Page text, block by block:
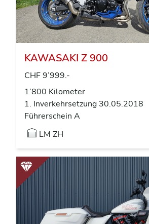
KAWASAKI Z 900
CHF 9’999.-
1’800 Kilometer
1. Inverkehrsetzung 30.05.2018
Führerschein A
LM ZH